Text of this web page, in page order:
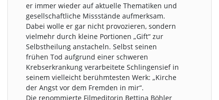
er immer wieder auf aktuelle Thematiken und
gesellschaftliche Missstände aufmerksam.
Dabei wolle er gar nicht provozieren, sondern
vielmehr durch kleine Portionen „Gift“ zur
Selbstheilung anstacheln. Selbst seinen
frühen Tod aufgrund einer schweren
Krebserkrankung verarbeitete Schlingensief in
seinem vielleicht berühmtesten Werk: „Kirche
der Angst vor dem Fremden in mir“.
Die renommierte Filmeditorin Bettina Böhler